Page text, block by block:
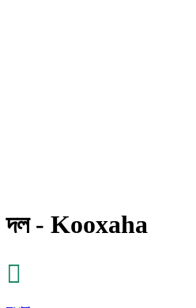
দল - Kooxaha